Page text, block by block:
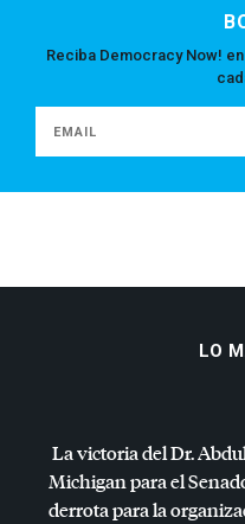
Reciba Democracy Now!
LO
La victoria del Dr.
Michigan para el
derrota para la